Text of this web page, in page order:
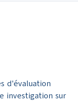
d'évaluation
investigation sur